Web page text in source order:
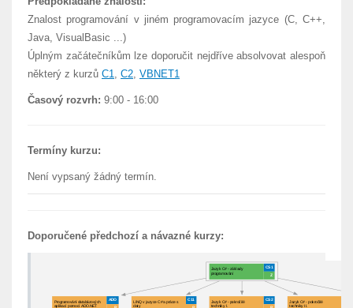
Znalost programování v jiném programovacím jazyce (C, C++,
Java, VisualBasic ...)
Úplným začátečníkům lze doporučit nejdříve absolvovat alespoň
některý z kurzů C1, C2, VBNET1
Časový rozvrh: 9:00 - 16:00
Termíny kurzu:
Není vypsaný žádný termín.
Doporučené předchozí a návazné kurzy: